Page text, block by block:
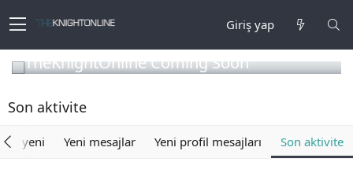
Giriş yap
TheKnightOnline Coming Soon
Son aktivite
yeni Yeni mesajlar Yeni profil mesajları Son aktivite